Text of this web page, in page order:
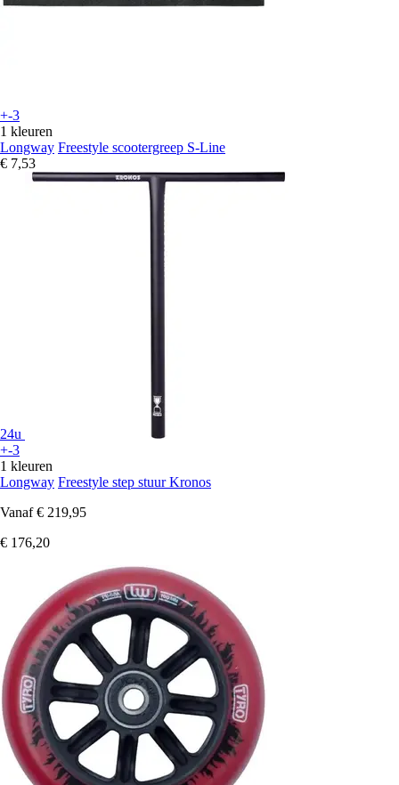
+-3
1 kleuren
Longway Freestyle scootergreep S-Line
€ 7,53
24u
+-3
1 kleuren
Longway Freestyle step stuur Kronos
Vanaf € 219,95
€ 176,20